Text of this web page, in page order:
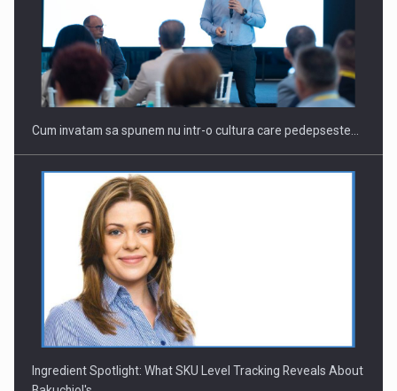
Cum invatam sa spunem nu intr-o cultura care pedepseste…
Ingredient Spotlight: What SKU Level Tracking Reveals About